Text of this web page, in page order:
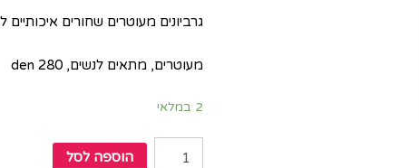
גרביונים מעוטרים שחורים איכותיים
מעוטרים, מתאים לנשים, 280 den
2 במלאי
הוספה לסל